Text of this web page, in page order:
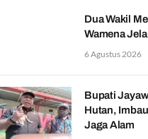
Dua Wakil
Wamena
6 Agustus 2026
Bupati
Hutan,
Jaga Alam